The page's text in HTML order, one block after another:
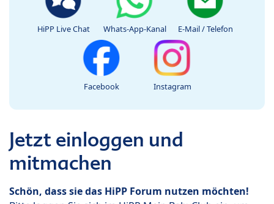
HiPP Live Chat Whats-App-Kanal E-Mail / Telefon
Facebook Instagram
Jetzt einloggen und
mitmachen
Schön, dass sie das HiPP Forum nutzen möchten!